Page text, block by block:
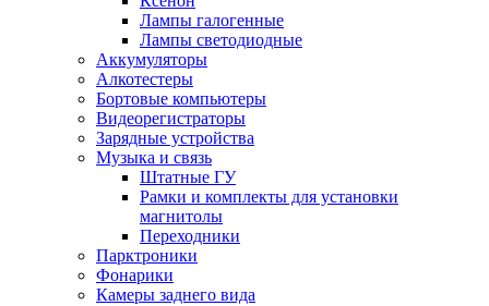
Лампы галогенные
Лампы светодиодные
Аккумуляторы
Алкотестеры
Бортовые компьютеры
Видеорегистраторы
Зарядные устройства
Музыка и связь
Штатные ГУ
Рамки и комплекты для установки
магнитолы
Переходники
Парктроники
Фонарики
Камеры заднего вида